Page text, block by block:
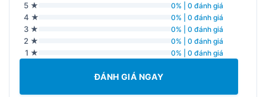
5 ★ 0% | 0 đánh giá
4 ★ 0% | 0 đánh giá
3 ★ 0% | 0 đánh giá
2 ★ 0% | 0 đánh giá
1 ★ 0% | 0 đánh giá
ĐÁNH GIÁ NGAY